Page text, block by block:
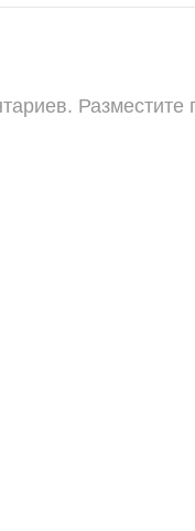
Разместите